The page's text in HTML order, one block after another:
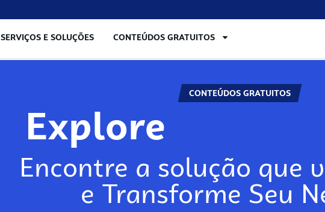
SERVIÇOS E SOLUÇÕES CONTEÚDOS GRATUITOS
CONTEÚDOS GRATUITOS
Explore
Encontre a solução que
e Transforme Seu